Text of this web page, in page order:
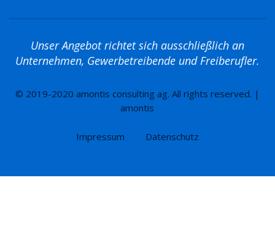
Unser Angebot richtet sich ausschließlich an
Unternehmen, Gewerbetreibende und Freiberufler.
© 2019-2020 amontis consulting ag. All rights reserved. |
amontis
Impressum Datenschutz